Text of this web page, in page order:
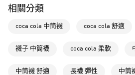
付款後全家取貨
每筆NT$80，滿NT$1,500(含以上)免運費
萊爾富取貨付款
相關分類
coca cola 中筒襪 coca cola 舒適
襪子 中筒襪 coca cola 柔軟
中筒襪 舒適 長襪 彈性 中筒